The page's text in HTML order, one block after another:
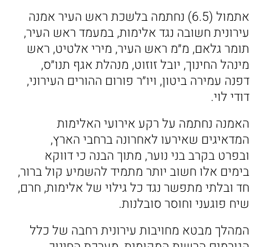
אתמול (6.5) נחתמה בלשכת ראש העיר אמנה
עירונית חשובה נגד אלימות, במעמד ראש העיר,
תומר גלאם, מ״מ ראש העיר, מירי אלטיט, ראש
מינהל החינוך, יובל זוזוט, מנהלת אגף תנו״ס,
דפנה עמירה ביטון, ויו״ר פורום ההורים העירוני,
דודי לוי.
האמנה נחתמה על רקע אירועי האלימות
המדאיגים שאירעו לאחרונה ברחבי הארץ,
ובפרט בקרב בני נוער, מתוך הבנה כי דווקא
בימים אלו חשוב יותר מתמיד להשמיע קול ברור,
חד ובלתי מתפשר נגד כל גילוי של אלימות, חרם,
שיח פוגעני וחוסר סובלנות.
המהלך מבטא מחויבות עירונית רחבה של כלל